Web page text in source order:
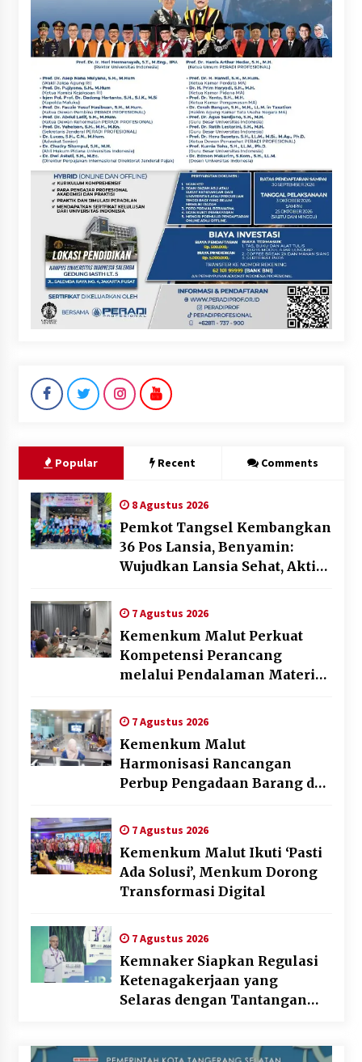
Popular Recent Comments
8 Agustus 2026
Pemkot Tangsel Kembangkan
36 Pos Lansia, Benyamin:
Wujudkan Lansia Sehat, Aktif,
7 Agustus 2026
Kemenkum Malut Perkuat
Kompetensi Perancang
melalui Pendalaman Materi
Daerah
7 Agustus 2026
Kemenkum Malut
Harmonisasi Rancangan
Perbup Pengadaan Barang dan
7 Agustus 2026
Kemenkum Malut Ikuti ‘Pasti
Ada Solusi’, Menkum Dorong
Transformasi Digital
7 Agustus 2026
Kemnaker Siapkan Regulasi
Ketenagakerjaan yang
Selaras dengan Tantangan